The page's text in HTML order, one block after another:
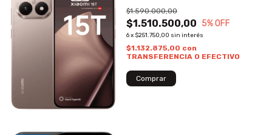
$1.510.500,00
$1.590.000,00
5% OFF
6x $251.750,00 sin interés
$1.132.875,00 con
TRANSFERENCIA O EFECTIVO